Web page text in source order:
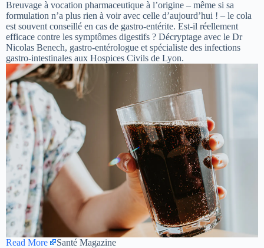
Breuvage à vocation pharmaceutique à l’origine – même si sa
formulation n’a plus rien à voir avec celle d’aujourd’hui ! – le cola
est souvent conseillé en cas de gastro-entérite. Est-il réellement
efficace contre les symptômes digestifs ? Décryptage avec le Dr
Nicolas Benech, gastro-entérologue et spécialiste des infections
gastro-intestinales aux Hospices Civils de Lyon.
Read More Santé Magazine